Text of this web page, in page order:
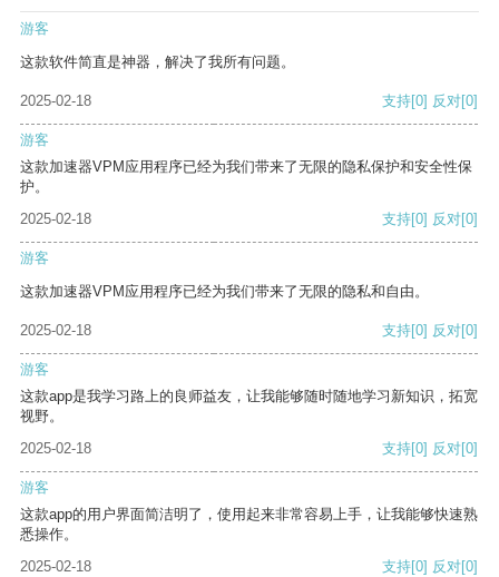
游客
这款软件简直是神器，解决了我所有问题。
2025-02-18 支持[0] 反对[0]
游客
这款加速器VPM应用程序已经为我们带来了无限的隐私保护和安全性保
护。
2025-02-18
支持[0] 反对[0]
游客
这款加速器VPM应用程序已经为我们带来了无限的隐私和自由。
2025-02-18 支持[0] 反对[0]
游客
这款app是我学习路上的良师益友，让我能够随时随地学习新知识，拓宽
视野。
2025-02-18
支持[0] 反对[0]
游客
这款app的用户界面简洁明了，使用起来非常容易上手，让我能够快速熟
悉操作。
2025-02-18
支持[0] 反对[0]